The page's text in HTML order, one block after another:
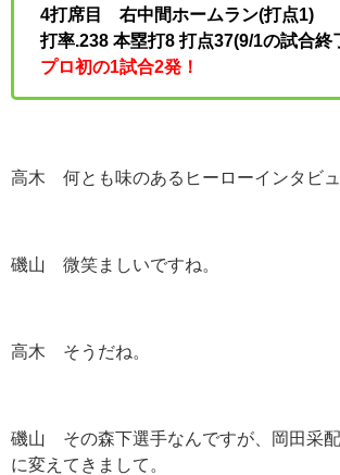
4打席目 右中間ホームラン(打点1)
打率.238 本塁打8 打点37(9/1の試合終
プロ初の1試合2発！
高木 何とも味のあるヒーローインタビュ
磯山 微笑ましいですね。
高木 そうだね。
磯山 その森下選手なんですが、岡田采
に変えてきまして。